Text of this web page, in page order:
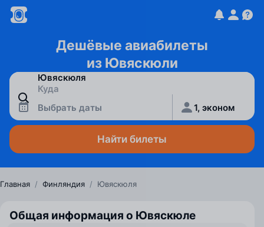
Дешёвые авиабилеты
из Ювяскюли
Выбрать даты 1, эконом
Найти билеты
Главная / Финляндия / Ювяскюля
Общая информация о Ювяскюле